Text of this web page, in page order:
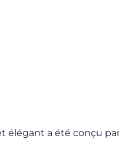
élégant a été conçu